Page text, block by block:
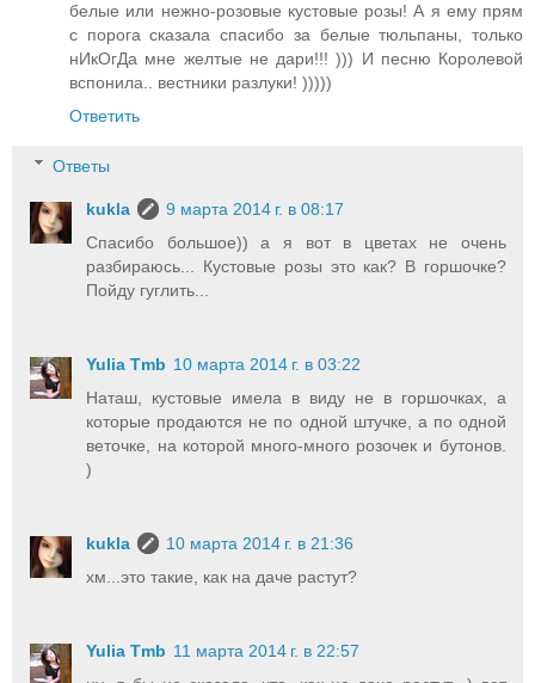
белые или нежно-розовые кустовые розы! А я ему прям
с порога сказала спасибо за белые тюльпаны, только
нИкОгДа мне желтые не дари!!! ))) И песню Королевой
вспонила.. вестники разлуки! )))))
Ответить
Ответы
kukla
9 марта 2014 г. в 08:17
Спасибо большое)) а я вот в цветах не очень
разбираюсь... Кустовые розы это как? В горшочке?
Пойду гуглить...
Yulia Tmb 10 марта 2014 г. в 03:22
Наташ, кустовые имела в виду не в горшочках, а
которые продаются не по одной штучке, а по одной
веточке, на которой много-много розочек и бутонов.
)
kukla
10 марта 2014 г. в 21:36
хм...это такие, как на даче растут?
Yulia Tmb 11 марта 2014 г. в 22:57